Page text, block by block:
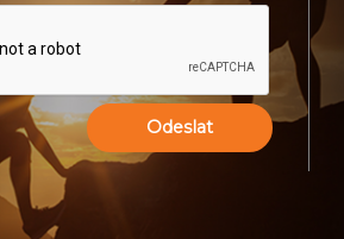
Odeslat